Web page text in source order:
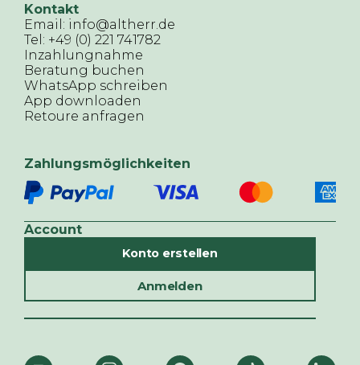
Kontakt
Email: info@altherr.de
Tel: +49 (0) 221 741782
Inzahlungnahme
Beratung buchen
WhatsApp schreiben
App downloaden
Retoure anfragen
Zahlungsmöglichkeiten
Account
Konto erstellen
Anmelden